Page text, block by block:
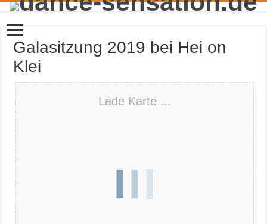
Galasitzung 2019 bei Hei on
Klei
Lade Karte ...